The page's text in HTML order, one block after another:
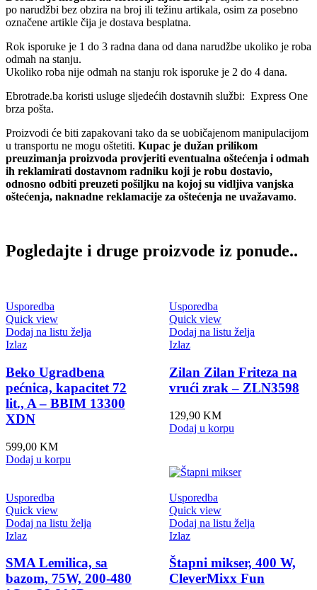
po narudžbi bez obzira na broj ili težinu artikala, osim za posebno
označene artikle čija je dostava besplatna.
Rok isporuke je 1 do 3 radna dana od dana narudžbe ukoliko je roba
odmah na stanju.
Ukoliko roba nije odmah na stanju rok isporuke je 2 do 4 dana.
Ebrotrade.ba koristi usluge sljedećih dostavnih službi: Express One
brza pošta.
Proizvodi će biti zapakovani tako da se uobičajenom manipulacijom
u transportu ne mogu oštetiti. Kupac je dužan prilikom
preuzimanja proizvoda provjeriti eventualna oštećenja i odmah
ih reklamirati dostavnom radniku koji je robu dostavio,
odnosno odbiti preuzeti pošiljku na kojoj su vidljiva vanjska
oštećenja, naknadne reklamacije za oštećenja ne uvažavamo.
Pogledajte i druge proizvode iz ponude..
Usporedba
Quick view
Dodaj na listu želja
Izlaz
Beko Ugradbena
pećnica, kapacitet 72
lit., A – BBIM 13300
XDN
599,00 KM
Dodaj u korpu
Usporedba
Quick view
Dodaj na listu želja
Izlaz
Zilan Zilan Friteza na
vrući zrak – ZLN3598
129,90 KM
Dodaj u korpu
Usporedba
Quick view
Dodaj na listu želja
Izlaz
SMA Lemilica, sa
bazom, 75W, 200-480
Usporedba
Quick view
Dodaj na listu želja
Izlaz
Štapni mikser, 400 W,
CleverMixx Fun